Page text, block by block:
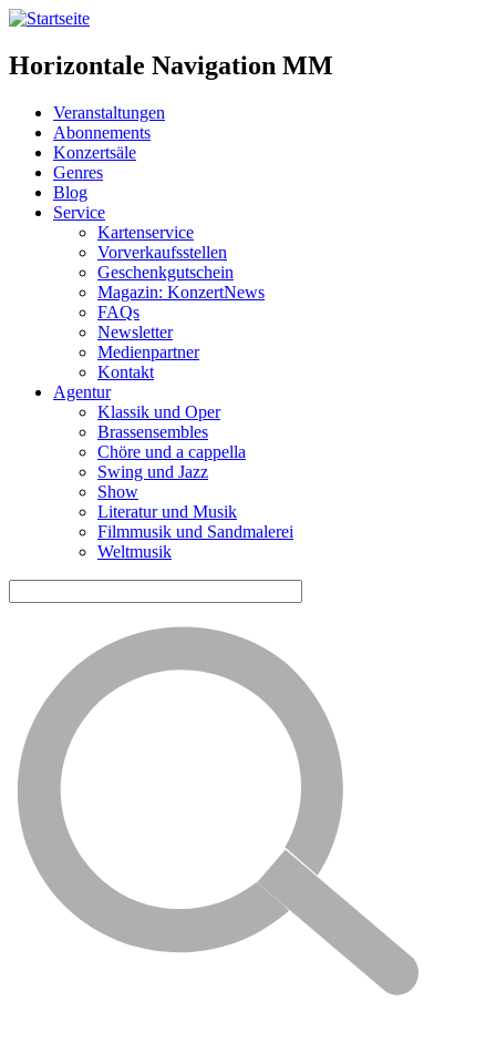
Horizontale Navigation MM
Veranstaltungen
Abonnements
Konzertsäle
Genres
Blog
Service
Kartenservice
Vorverkaufsstellen
Geschenkgutschein
Magazin: KonzertNews
FAQs
Newsletter
Medienpartner
Kontakt
Agentur
Klassik und Oper
Brassensembles
Chöre und a cappella
Swing und Jazz
Show
Literatur und Musik
Filmmusik und Sandmalerei
Weltmusik